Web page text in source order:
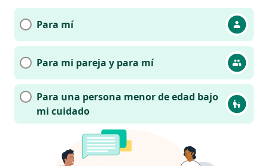
Para mí
Para mi pareja y para mí
Para una persona menor de edad bajo
mi cuidado